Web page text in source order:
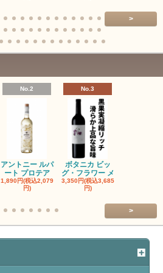
>
No.2
アントニー ルパ
ート プロテア
1,890円(税込2,079
円)
No.3
ボタニカ ビッ
グ・フラワー メ
3,350円(税込3,685
円)
>